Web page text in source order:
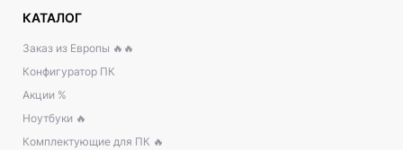
КАТАЛОГ
Заказ из Европы 🔥🔥
Конфигуратор ПК
Акции %
Ноутбуки 🔥
Комплектующие для ПК 🔥